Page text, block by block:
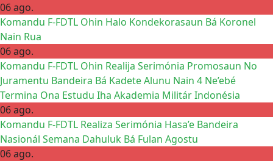
06 ago.
Komandu F-FDTL Ohin Halo Kondekorasaun Bá Koronel
Nain Rua
06 ago.
Komandu F-FDTL Ohin Realija Serimónia Promosaun No
Juramentu Bandeira Bá Kadete Alunu Nain 4 Ne’ebé
Termina Ona Estudu Iha Akademia Militár Indonésia
06 ago.
Komandu F-FDTL Realiza Serimónia Hasa’e Bandeira
Nasionál Semana Dahuluk Bá Fulan Agostu
06 ago.